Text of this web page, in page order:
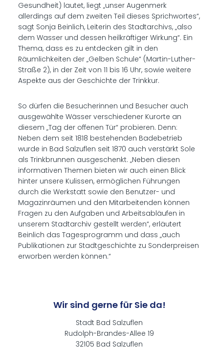
Gesundheit) lautet, liegt „unser Augenmerk
allerdings auf dem zweiten Teil dieses Sprichwortes“,
sagt Sonja Beinlich, Leiterin des Stadtarchivs, „also
dem Wasser und dessen heilkräftiger Wirkung“. Ein
Thema, dass es zu entdecken gilt in den
Räumlichkeiten der „Gelben Schule“ (Martin-Luther-
Straße 2), in der Zeit von 11 bis 16 Uhr, sowie weitere
Aspekte aus der Geschichte der Trinkkur.
So dürfen die Besucherinnen und Besucher auch
ausgewählte Wässer verschiedener Kurorte an
diesem „Tag der offenen Tür“ probieren. Denn:
Neben dem seit 1818 bestehenden Badebetrieb
wurde in Bad Salzuflen seit 1870 auch verstärkt Sole
als Trinkbrunnen ausgeschenkt. „Neben diesen
informativen Themen bieten wir auch einen Blick
hinter unsere Kulissen, ermöglichen Führungen
durch die Werkstatt sowie den Benutzer- und
Magazinräumen und den Mitarbeitenden können
Fragen zu den Aufgaben und Arbeitsabläufen in
unserem Stadtarchiv gestellt werden“, erläutert
Beinlich das Tagesprogramm und dass „auch
Publikationen zur Stadtgeschichte zu Sonderpreisen
erworben werden können.“
Wir sind gerne für Sie da!
Stadt Bad Salzuflen
Rudolph-Brandes-Allee 19
32105 Bad Salzuflen